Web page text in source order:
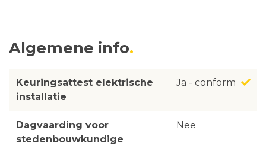
Algemene info
Keuringsattest elektrische
installatie
Ja - conform
Dagvaarding voor
stedenbouwkundige
Nee